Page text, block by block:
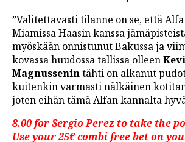
”Valitettavasti tilanne on se, että
Miamissa Haasin kanssa
myöskään onnistunut Bakussa ja
kovassa huudossa tallissa olleen
Magnussenintähti on alkanut
kuitenkin varmasti nälkäinen
joten eihän tämä Alfan kannalta
8.00 for Sergio Perez to take the
Use your 25€ combi free bet on